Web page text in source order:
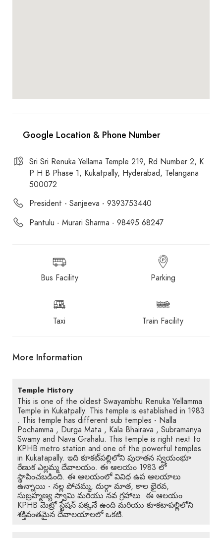
Sri Sri Renuka Yellama Temple 219, Rd Number 2, K
P H B Phase 1, Kukatpally, Hyderabad, Telangana
500072
President - Sanjeeva - 9393753440
Pantulu - Murari Sharma - 98495 68247
Bus Facility Parking
Taxi Train Facility
More Information
Temple History
This is one of the oldest Swayambhu Renuka Yellamma
Temple in Kukatpally. This temple is established in 1983
. This temple has different sub temples - Nalla
Pochamma , Durga Mata , Kala Bhairava , Subramanya
Swamy and Nava Grahalu. This temple is right next to
KPHB metro station and one of the powerful temples
in Kukatapally. ఇది కూకట్‌పల్లిలోని పురాతన స్వయంభూ
రేణుక ఎల్లమ్మ దేవాలయం. ఈ ఆలయం 1983 లో
స్థాపించబడింది. ఈ ఆలయంలో వివిధ ఉప ఆలయాలు
ఉన్నాయి - నల్ల పోచమ్మ, దుర్గా మాత, కాల భైరవ,
సుబ్రహ్మణ్య స్వామి మరియు నవ గ్రహాలు. ఈ ఆలయం
KPHB మెట్రో స్టేషన్ పక్కనే ఉంది మరియు కూకటాపల్లిలోని
శక్తివంతమైన దేవాలయాలలో ఒకటి.